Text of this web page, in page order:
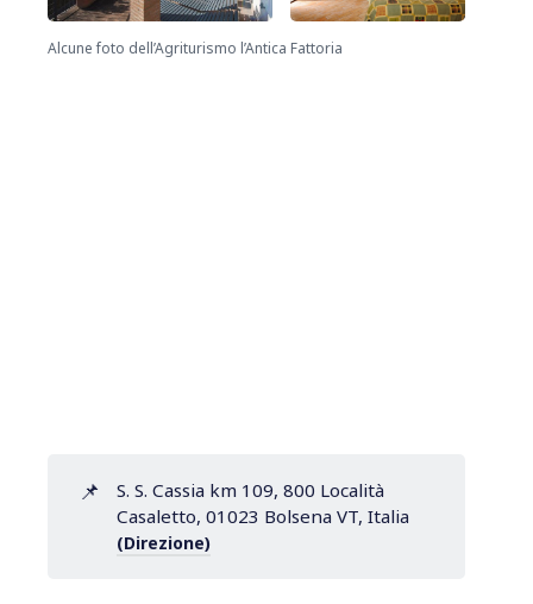
Alcune foto dell’Agriturismo l’Antica Fattoria
📌
S. S. Cassia km 109, 800 Località
Casaletto, 01023 Bolsena VT, Italia
(Direzione)